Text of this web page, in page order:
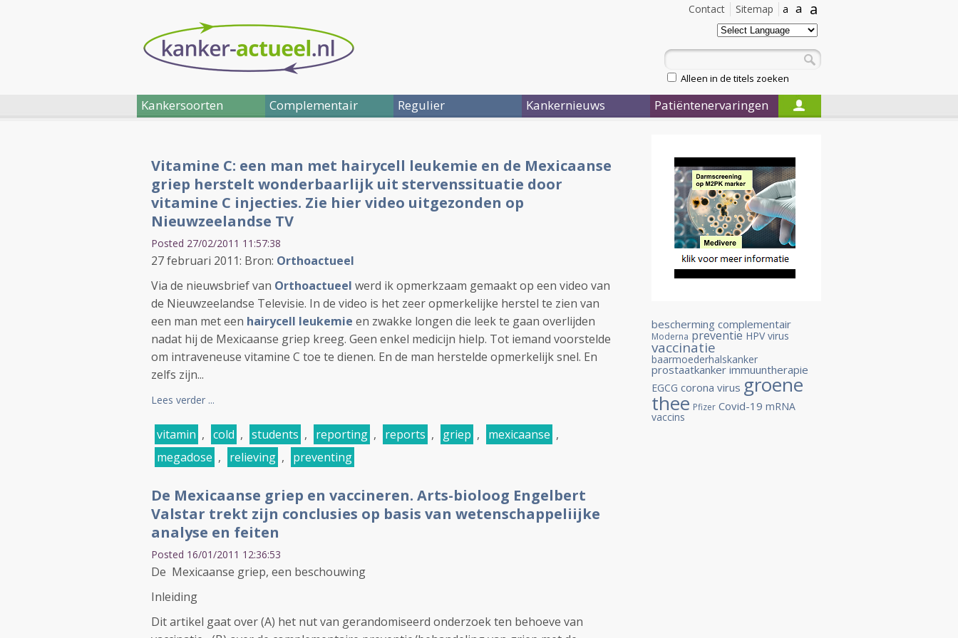
a
a
a
Sitemap
Contact
Alleen in de titels zoeken
Kankersoorten Complementair Regulier Kankernieuws Patiëntenervaringen
Vitamine C: een man met hairycell leukemie en de Mexicaanse
griep herstelt wonderbaarlijk uit stervenssituatie door
vitamine C injecties. Zie hier video uitgezonden op
Nieuwzeelandse TV
Posted 27/02/2011 11:57:38
27 februari 2011: Bron: Orthoactueel
Via de nieuwsbrief van Orthoactueel werd ik opmerkzaam gemaakt op een video van
de Nieuwzeelandse Televisie. In de video is het zeer opmerkelijke herstel te zien van
een man met een hairycell leukemie en zwakke longen die leek te gaan overlijden
nadat hij de Mexicaanse griep kreeg. Geen enkel medicijn hielp. Tot iemand voorstelde
om intraveneuse vitamine C toe te dienen. En de man herstelde opmerkelijk snel. En
zelfs zijn...
Lees verder ...
vitamin , cold , students , reporting , reports , griep , mexicaanse ,
megadose , relieving , preventing
De Mexicaanse griep en vaccineren. Arts-bioloog Engelbert
Valstar trekt zijn conclusies op basis van wetenschappeliijke
analyse en feiten
Posted 16/01/2011 12:36:53
De Mexicaanse griep, een beschouwing
Inleiding
Dit artikel gaat over (A) het nut van gerandomiseerd onderzoek ten behoeve van
bescherming complementair
Moderna preventie HPV virus
vaccinatie
baarmoederhalskanker
prostaatkanker immuuntherapie
EGCG corona virus groene
thee Pfizer Covid-19 mRNA
vaccins